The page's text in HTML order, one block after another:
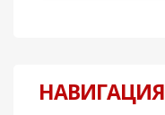
НАВИГАЦИЯ